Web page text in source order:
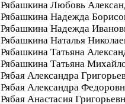
Рябашкина Любовь
Рябашкина Надежда
Рябашкина Надежда
Рябашкина Наталья
Рябашкина Татьяна
Рябашкина Татьяна
Рябая Александра
Рябая Александра
Рябая Анастасия